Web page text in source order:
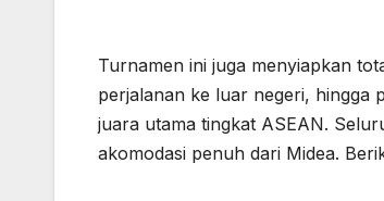
Turnamen ini juga menyiapkan
perjalanan ke luar negeri, hingga
juara utama tingkat ASEAN.
akomodasi penuh dari Midea.